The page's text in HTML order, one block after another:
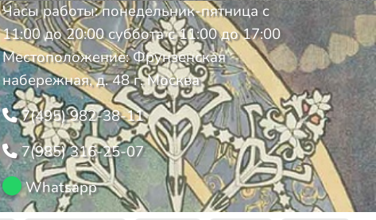
Часы работы: понедельник-пятница с
11:00 до 20:00 суббота с 11:00 до 17:00
Местоположение: Фрунзенская
набережная, д. 48 г. Москва
7(495) 982-38-11
7(985) 316-25-07
Whatsapp